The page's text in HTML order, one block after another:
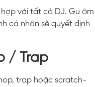
với tất cả DJ. Gu âm
cá nhân sẽ quyết định
/ Trap
trap hoặc scratch-